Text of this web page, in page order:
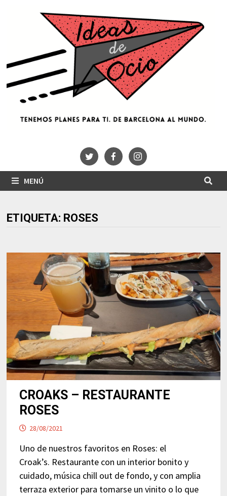
MENÚ
ETIQUETA: ROSES
CROAKS – RESTAURANTE
ROSES
28/08/2021
Uno de nuestros favoritos en Roses: el
Croak’s. Restaurante con un interior bonito y
cuidado, música chill out de fondo, y con amplia
terraza exterior para tomarse un vinito o lo que